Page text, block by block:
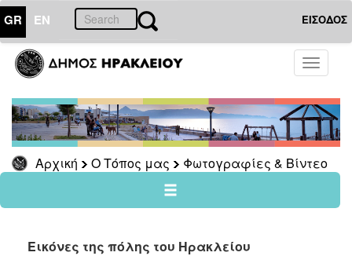
GR EN ΕΙΣΟΔΟΣ
Toggle
Αρχική Ο Τόπος μας Φωτογραφίες & Βίντεο
ΤΟΠΟΣ
ΜΑΣ
Φωτογραφίες
&
Βίντεο
Εικόνες της πόλης του Ηρακλείου